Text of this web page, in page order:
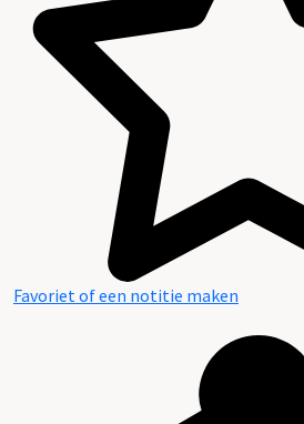
Favoriet of een notitie maken